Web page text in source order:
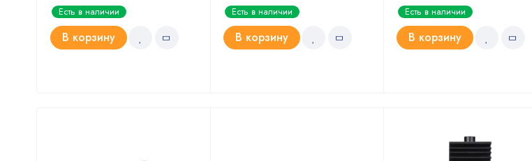
Оценка
5.00из 5
Есть в наличии
В корзину
Оценка
4.67из 5
Есть в наличии
В корзину
Оценка
5.00из 5
Есть в наличии
В корзину